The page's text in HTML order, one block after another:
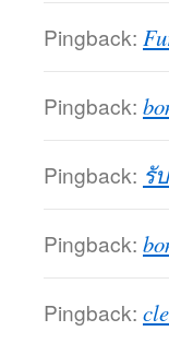
Pingback:
Pingback:
Pingback: รั
Pingback:
Pingback: